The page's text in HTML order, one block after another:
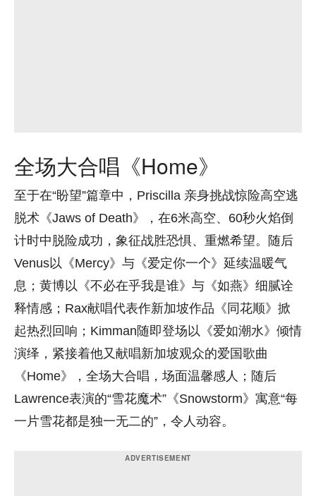
全场大合唱《Home》
至于在“盼望”篇章中，Priscilla 亲身挑战惊险高空逃
脱术《Jaws of Death》，在6米高空、60秒火焰倒
计时中脱险成功，象征战胜恐惧、重燃希望。随后
Venus以《Mercy》与《爱定你一个》延续温暖气
息；黄博以《不必在乎我是谁》与《如燕》细腻诠
释情感；Rax献唱代表作新加坡作品《同花顺》掀
起热烈回响；Kimman随即登场以《爱如潮水》倾情
演绎，紧接着他又献唱新加坡观众的爱国歌曲
《Home》，全场大合唱，场面温馨感人；随后
Lawrence表演的“雪花魔术”《Snowstorm》寓意“每
一片雪花都是独一无二的”，令人动容。